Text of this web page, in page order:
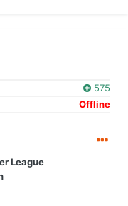
575
Offline
League